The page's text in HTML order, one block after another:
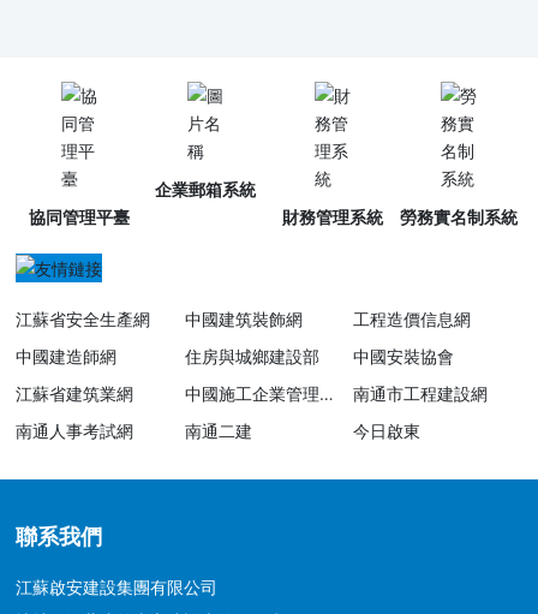
協同管理平臺
企業郵箱系統
財務管理系統
勞務實名制系統
江蘇省安全生產網 中國建筑裝飾網
工程造價信息網
中國建造師網
住房與城鄉建設部
中國安裝協會
江蘇省建筑業網
中國施工企業管理協
會
南通市工程建設網
南通人事考試網
南通二建 今日啟東
聯系我們
江蘇啟安建設集團有限公司